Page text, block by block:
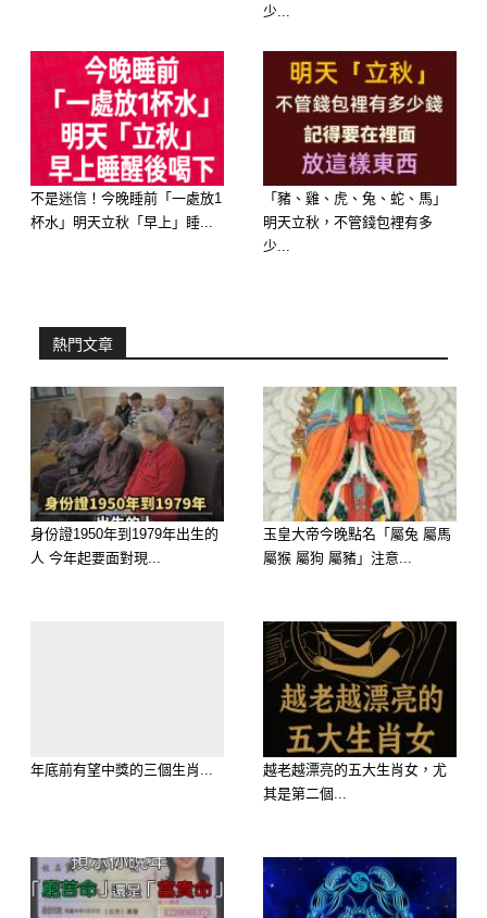
層灰。電燈不斷閃爍，某個房間一直顯
得陰暗，這是第一個反常現象。再看看
氣味，明明沒有潮溼的環境，卻無法散
去一股霉味或藥味，廚房廁所明明常打
掃，卻總飄出不新鮮的氣息。最後是植
物，家中的花葉莫名其妙黃爛，寵物突
然變得焦躁不安或對著空氣狂吠。
面情緒積累的反映。當負能量勝過正能
量，屋子的整體氣場就會顯得「陰氣沉
沉」。這種現象提醒我們，不應該將其
當成簡單的季節變化，而是一個契機，
讓一家人團結起來，化解矛盾，提升屋
內的正能量，用更多的善念和笑聲填滿
這個空間。
二、重要物件接連損壞，比如鍾、鏡、
床門
少...
不是迷信！今晚睡前「一處放1
杯水」明天立秋「早上」睡...
「豬、雞、虎、兔、蛇、馬」
明天立秋，不管錢包裡有多
少...
熱門文章
身份證1950年到1979年出生的
人 今年起要面對現...
玉皇大帝今晚點名「屬兔 屬馬
屬猴 屬狗 屬豬」注意...
年底前有望中獎的三個生肖...
越老越漂亮的五大生肖女，尤
其是第二個...